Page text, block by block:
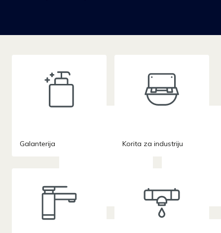
Galanterija Korita za industriju